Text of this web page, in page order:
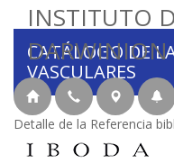
INSTITUTO
DARWINION
CATÁLOGO DE
VASCULARES
Detalle de la Referencia